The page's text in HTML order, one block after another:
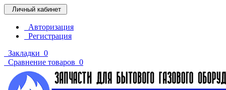
Личный кабинет
Авторизация
Регистрация
Закладки 0
Сравнение товаров 0